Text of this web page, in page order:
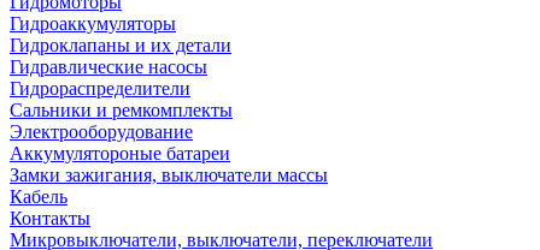
Гидроаккумуляторы
Гидроклапаны и их детали
Гидравлические насосы
Гидрораспределители
Сальники и ремкомплекты
Электрооборудование
Аккумулятороные батареи
Замки зажигания, выключатели массы
Кабель
Контакты
Микровыключатели, выключатели, переключатели